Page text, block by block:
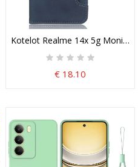
Kotelot Realme 14x 5g
€ 18.10